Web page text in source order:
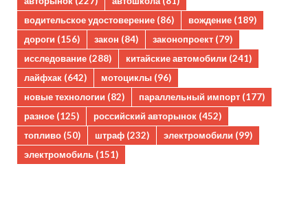
водительское удостоверение (86) вождение (189)
дороги (156) закон (84) законопроект (79)
исследование (288) китайские автомобили (241)
лайфхак (642) мотоциклы (96)
новые технологии (82) параллельный импорт (177)
разное (125) российский авторынок (452)
топливо (50) штраф (232) электромобили (99)
электромобиль (151)